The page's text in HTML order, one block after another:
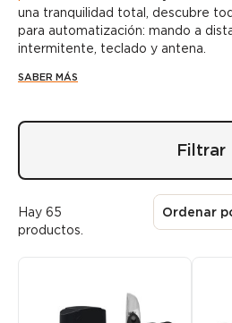
una tranquilidad total, descubre
para automatización: mando a
intermitente, teclado y antena.
SABER MÁS
Filtrar
Hay 65
productos.
Ordenar